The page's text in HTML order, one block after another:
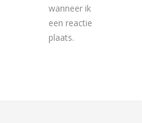
wanneer ik
een reactie
plaats.